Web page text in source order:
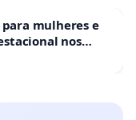
mulheres e
nos